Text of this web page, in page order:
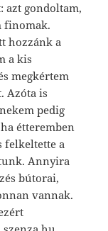
azt gondoltam,
finomak.
hozzánk a
a kis
megkértem
Azóta is
pedig
étteremben
felkeltette a
Annyira
bútorai,
vannak.